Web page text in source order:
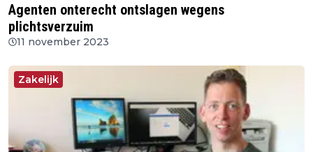
Agenten onterecht ontslagen wegens
plichtsverzuim
11 november 2023
Zakelijk